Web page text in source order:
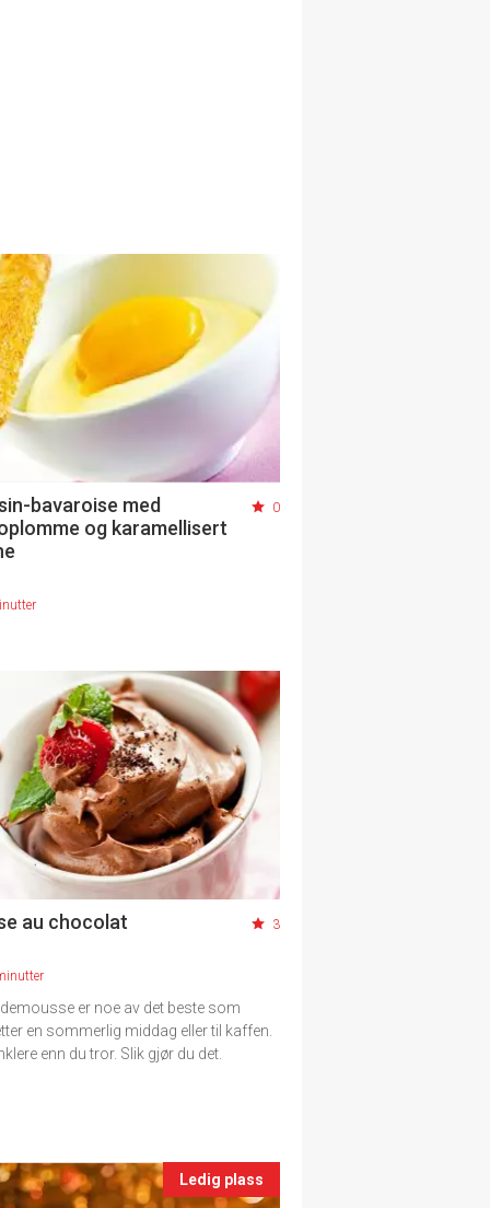
bavaroise med
og karamellisert
0
au chocolat 3
er noe av det beste som
en sommerlig middag eller til kaffen.
enn du tror. Slik gjør du det.
Ledig plass